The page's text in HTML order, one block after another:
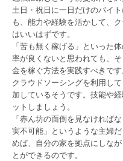
土日・祝日に一日だけのバイ
も、能力や経験を活かして、
はいいはずです。
「苦も無く稼げる」といった
率が良くないと思われても、
金を稼ぐ方法を実践すべきです
クラウドソーシングを利用し
加しているそうです。技能や
ットしましょう。
「赤ん坊の面倒を見なければ
実不可能」というような主婦
めば、自分の家を拠点にしな
とができるのです。